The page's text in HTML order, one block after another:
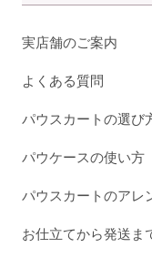
実店舗のご案内
よくある質問
パウスカートの選び
パウケースの使い方
パウスカートのアレ
お仕立てから発送ま